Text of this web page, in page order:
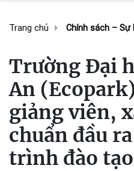
Trang chủ Chính sách – Sự
Trường Đại
An
giảng viên,
chuẩn đầu
trình đào tạo